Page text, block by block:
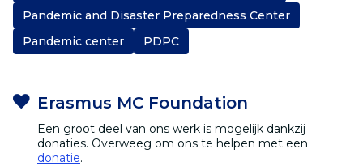
Pandemic and Disaster Preparedness Center
Pandemic center
PDPC
Erasmus MC Foundation
Een groot deel van ons werk is mogelijk dankzij
donaties. Overweeg om ons te helpen met een
donatie.